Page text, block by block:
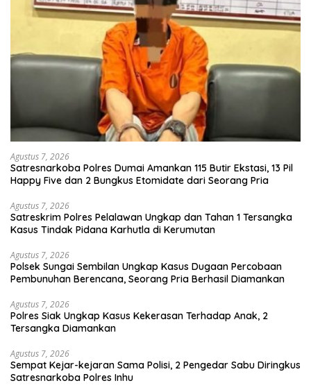
Agustus 7, 2026
Satresnarkoba Polres Dumai Amankan 115 Butir Ekstasi, 13 Pil
Happy Five dan 2 Bungkus Etomidate dari Seorang Pria
Agustus 7, 2026
Satreskrim Polres Pelalawan Ungkap dan Tahan 1 Tersangka
Kasus Tindak Pidana Karhutla di Kerumutan
Agustus 7, 2026
Polsek Sungai Sembilan Ungkap Kasus Dugaan Percobaan
Pembunuhan Berencana, Seorang Pria Berhasil Diamankan
Agustus 7, 2026
Polres Siak Ungkap Kasus Kekerasan Terhadap Anak, 2
Tersangka Diamankan
Agustus 7, 2026
Sempat Kejar-kejaran Sama Polisi, 2 Pengedar Sabu Diringkus
Satresnarkoba Polres Inhu